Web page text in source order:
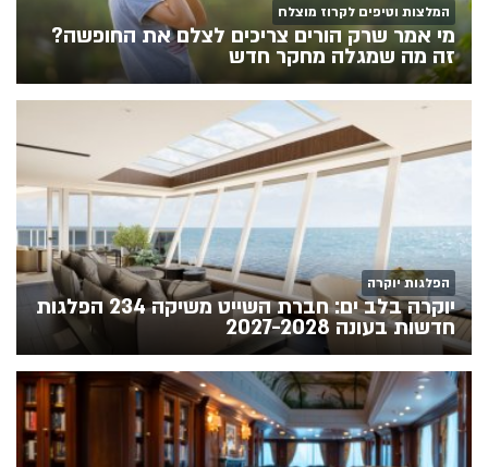
המלצות וטיפים לקרוז מוצלח
מי אמר שרק הורים צריכים לצלם את החופשה?
זה מה שמגלה מחקר חדש
הפלגות יוקרה
יוקרה בלב ים: חברת השייט משיקה 234 הפלגות
חדשות בעונה 2027-2028